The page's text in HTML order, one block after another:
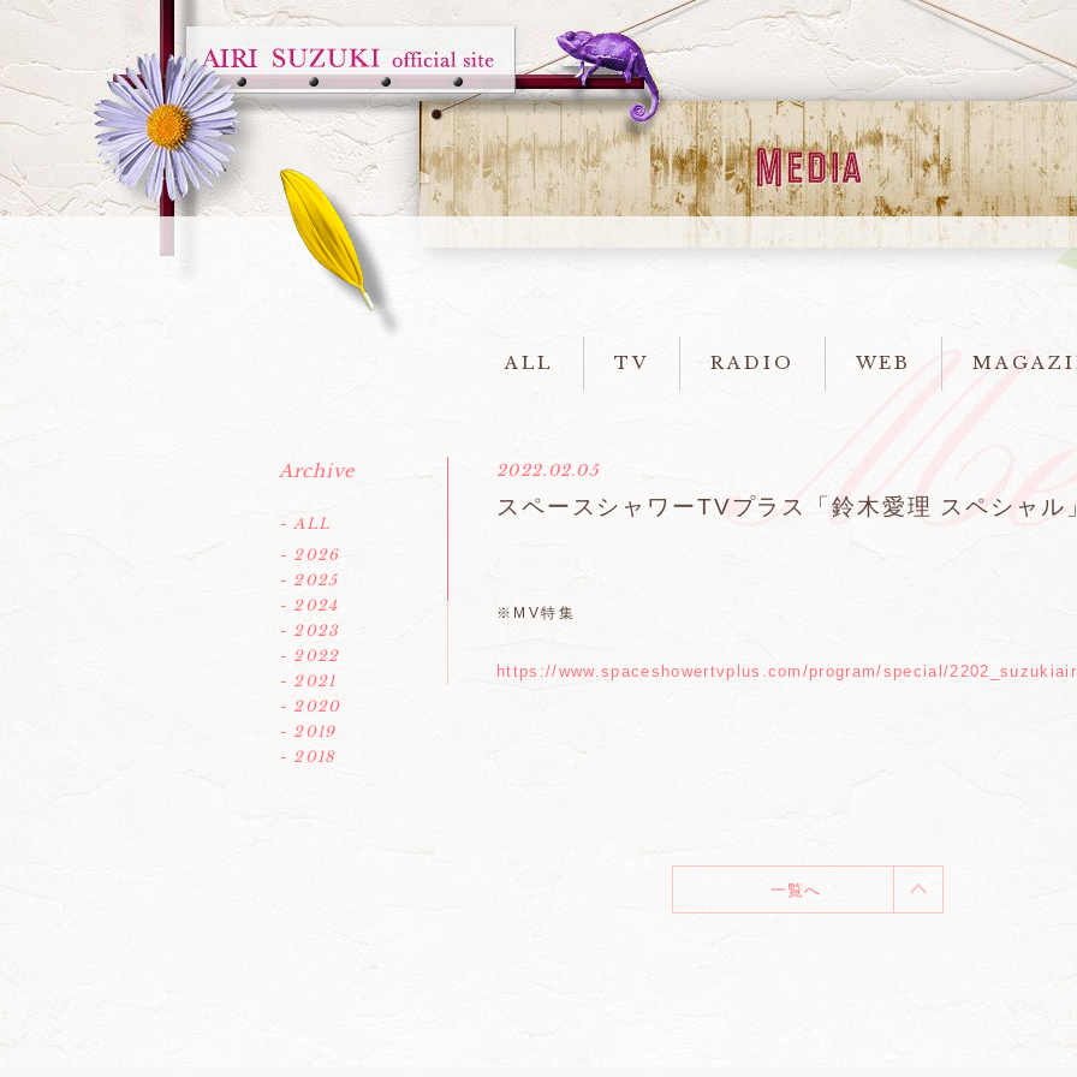
ALL TV RADIO WEB
2022.02.05
スペースシャワーTVプラス「鈴木愛理 スペシャル
※MV特集
https://www.spaceshowertvplus.com/program/special/
Archive
- ALL
- 2026
- 2025
- 2024
- 2023
- 2022
- 2021
- 2020
- 2019
- 2018
一覧へ